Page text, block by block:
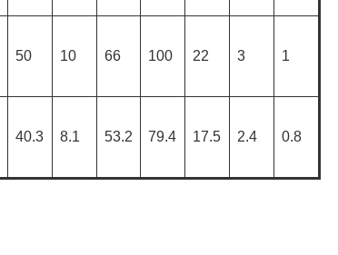
50 10 66 100 22 3 1
40.3 8.1 53.2 79.4 17.5 2.4 0.8